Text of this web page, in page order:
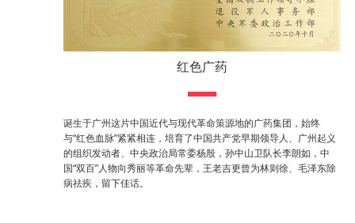
红色广药
诞生于广州这片中国近代与现代革命策源地的广药集团，始终
与“红色血脉”紧紧相连，培育了中国共产党早期领导人、广州起义
的组织发动者、中央政治局常委杨殷，孙中山卫队长李朗如，中
国“双百”人物向秀丽等革命先辈，王老吉更曾为林则徐、毛泽东除
病祛疾，留下佳话。